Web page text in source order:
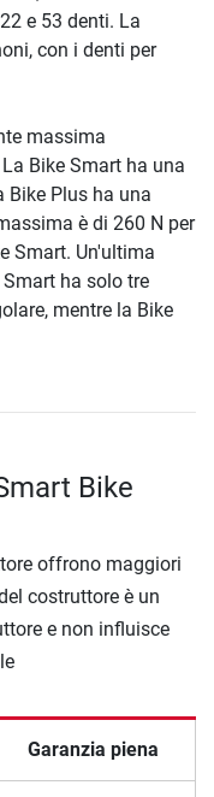
e 53 denti. La
con i denti per
massima
Bike Smart ha una
Bike Plus ha una
è di 260 N per
Smart. Un'ultima
ha solo tre
mentre la Bike
Bike
offrono maggiori
costruttore è un
e non influisce
Garanzia piena